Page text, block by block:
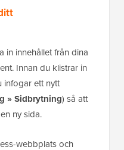
in innehållet från dina
Innan du klistrar in
infogar ett nytt
» Sidbrytning) så att
ny sida.
webbplats och